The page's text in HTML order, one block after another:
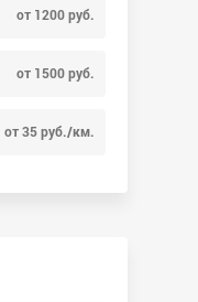
от 1200 руб.
от 1500 руб.
от 35 руб./км.